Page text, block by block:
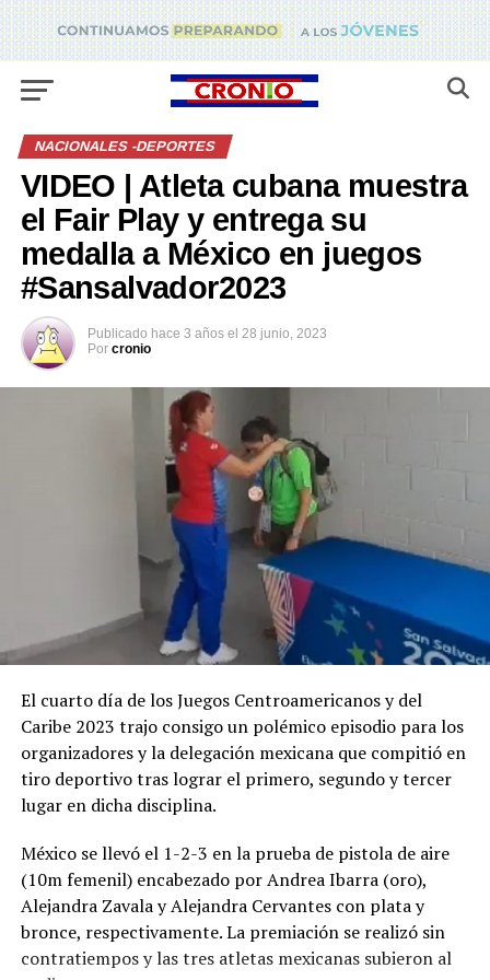
NACIONALES -DEPORTES
VIDEO | Atleta cubana muestra
el Fair Play y entrega su
medalla a México en juegos
#Sansalvador2023
Publicado hace 3 años el 28 junio, 2023
Por cronio
El cuarto día de los Juegos Centroamericanos y del
Caribe 2023 trajo consigo un polémico episodio para los
organizadores y la delegación mexicana que compitió en
tiro deportivo tras lograr el primero, segundo y tercer
lugar en dicha disciplina.
México se llevó el 1-2-3 en la prueba de pistola de aire
(10m femenil) encabezado por Andrea Ibarra (oro),
Alejandra Zavala y Alejandra Cervantes con plata y
bronce, respectivamente. La premiación se realizó sin
contratiempos y las tres atletas mexicanas subieron al